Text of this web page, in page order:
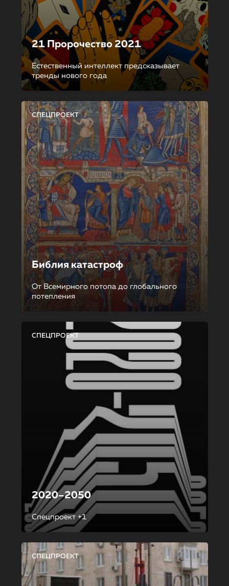
21 Пророчество 2021
Естественный интеллект предсказывает
тренды нового года
СПЕЦПРОЕКТ
Библия катастроф
От Всемирного потопа до глобального
потепления
СПЕЦПРОЕКТ
2020–2050
Спецпроект +1
СПЕЦПРОЕКТ